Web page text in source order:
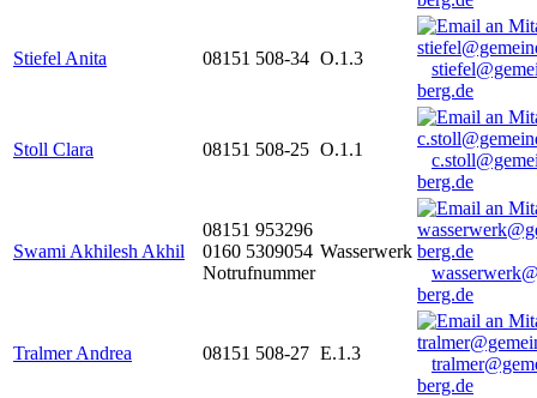
Stiefel Anita 08151 508-34 O.1.3
berg.de
Stoll Clara 08151 508-25 O.1.1
berg.de
Swami Akhilesh Akhil
08151 953296
0160 5309054
Notrufnummer
Wasserwerk
berg.de
Tralmer Andrea 08151 508-27 E.1.3
berg.de